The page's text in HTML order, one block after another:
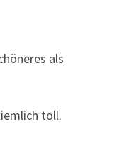
als
toll.